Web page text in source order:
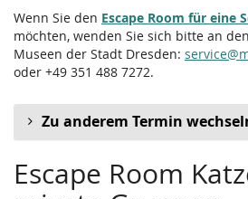
Wenn Sie den Escape Room für eine
möchten, wenden Sie sich bitte an
Museen der Stadt Dresden:
oder +49 351 488 7272.
Zu anderem Termin
Escape Room